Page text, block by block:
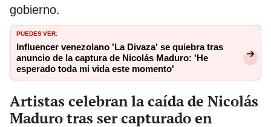
gobierno.
PUEDES VER:
Influencer venezolano 'La Divaza' se quiebra tras
anuncio de la captura de Nicolás Maduro: 'He
esperado toda mi vida este momento'
Artistas celebran la caída de Nicolás
Maduro tras ser capturado en